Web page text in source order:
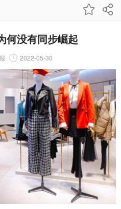
何没有同步崛起
2022-05-30